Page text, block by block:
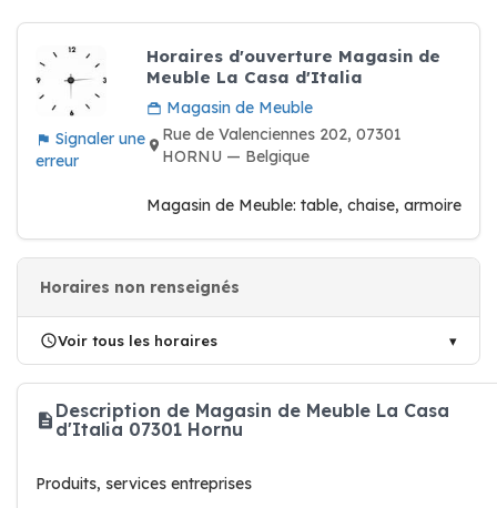
Signaler une
erreur
Horaires d'ouverture Magasin de
Meuble La Casa d'Italia
Magasin de Meuble
Rue de Valenciennes 202, 07301
HORNU — Belgique
Magasin de Meuble: table, chaise, armoire
Horaires non renseignés
Voir tous les horaires
Description de Magasin de Meuble La Casa
d'Italia 07301 Hornu
Produits, services entreprises